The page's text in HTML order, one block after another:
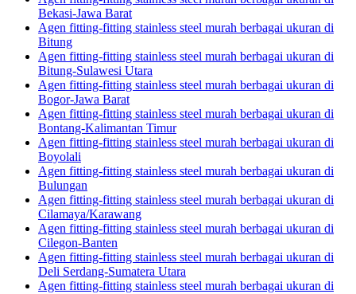
Bekasi-Jawa Barat
Agen fitting-fitting stainless steel murah berbagai ukuran di
Bitung
Agen fitting-fitting stainless steel murah berbagai ukuran di
Bitung-Sulawesi Utara
Agen fitting-fitting stainless steel murah berbagai ukuran di
Bogor-Jawa Barat
Agen fitting-fitting stainless steel murah berbagai ukuran di
Bontang-Kalimantan Timur
Agen fitting-fitting stainless steel murah berbagai ukuran di
Boyolali
Agen fitting-fitting stainless steel murah berbagai ukuran di
Bulungan
Agen fitting-fitting stainless steel murah berbagai ukuran di
Cilamaya/Karawang
Agen fitting-fitting stainless steel murah berbagai ukuran di
Cilegon-Banten
Agen fitting-fitting stainless steel murah berbagai ukuran di
Deli Serdang-Sumatera Utara
Agen fitting-fitting stainless steel murah berbagai ukuran di